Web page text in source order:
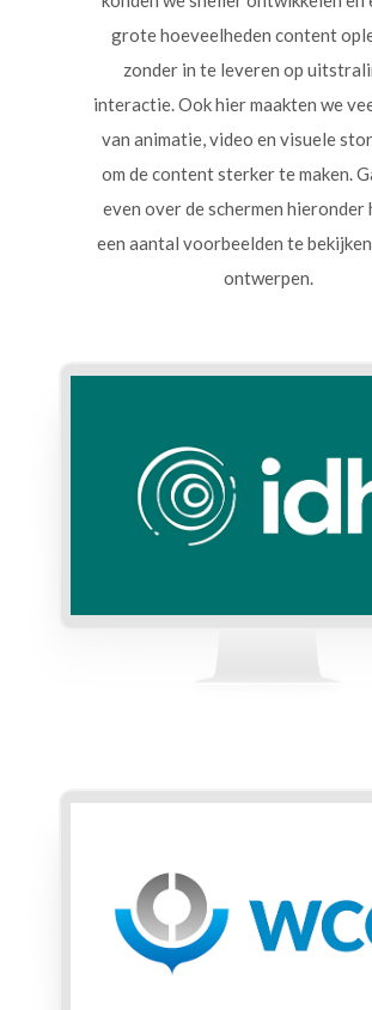
grote hoeveelheden content
zonder in te leveren op
interactie. Ook hier maakten we
van animatie, video en visuele
om de content sterker te maken.
even over de schermen hieronder
een aantal voorbeelden te
ontwerpen.